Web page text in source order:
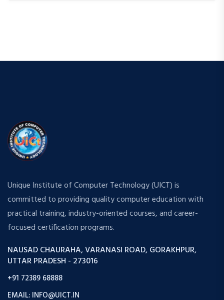
Unique Institute of Computer Technology (UICT) is
committed to providing quality computer education with
practical training, industry-oriented courses, and career-
focused certification programs.
NAUSAD CHAURAHA, VARANASI ROAD, GORAKHPUR,
UTTAR PRADESH - 273016
+91 72389 68888
EMAIL: INFO@UICT.IN